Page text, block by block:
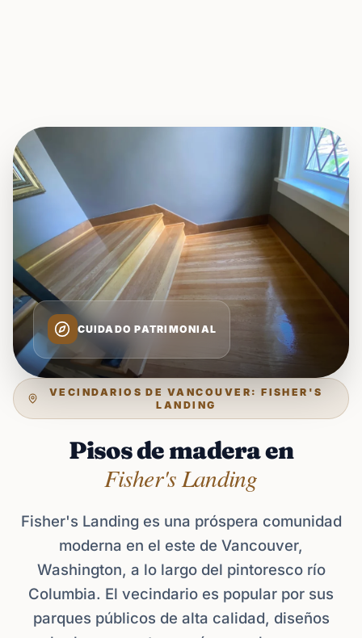
VECINDARIOS DE VANCOUVER: FISHER'S
LANDING
Pisos de madera en
Fisher's Landing
Fisher's Landing es una próspera comunidad
moderna en el este de Vancouver,
Washington, a lo largo del pintoresco río
Columbia. El vecindario es popular por sus
parques públicos de alta calidad, diseños
CUIDADO PATRIMONIAL